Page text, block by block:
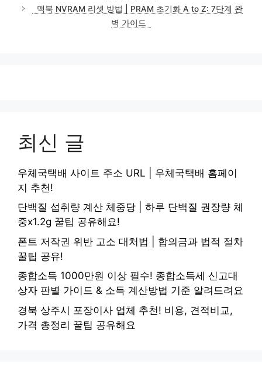
맥북 NVRAM 리셋 방법 | PRAM 초기화 A to Z: 7단계 완
벽 가이드
최신 글
우체국택배 사이트 주소 URL | 우체국택배 홈페이
지 추천!
단백질 섭취량 계산 체중당 | 하루 단백질 권장량 체
중x1.2g 꿀팁 공유해요!
폰트 저작권 위반 고소 대처법 | 합의금과 법적 절차
꿀팁 공유!
종합소득 1000만원 이상 필수! 종합소득세 신고대
상자 판별 가이드 & 소득 계산방법 기준 알려드려요
경북 상주시 포장이사 업체 추천! 비용, 견적비교,
가격 총정리 꿀팁 공유해요